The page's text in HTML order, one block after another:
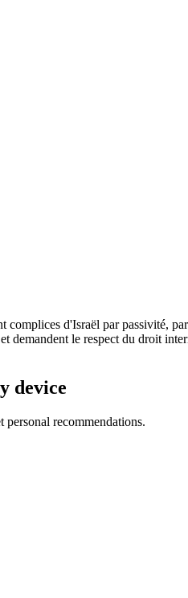
complices d'Israël par passivité,
demandent le respect du droit
device
personal recommendations.